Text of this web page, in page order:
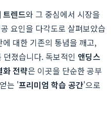
트렌드와 그 중심에서 시장을
요인을 다각도로 살펴보았습
대한 기존의 통념을 깨고,
졌습니다. 독보적인 앤딩스
화 전략은 이곳을 단순한 공부
는 '프리미엄 학습 공간'으로